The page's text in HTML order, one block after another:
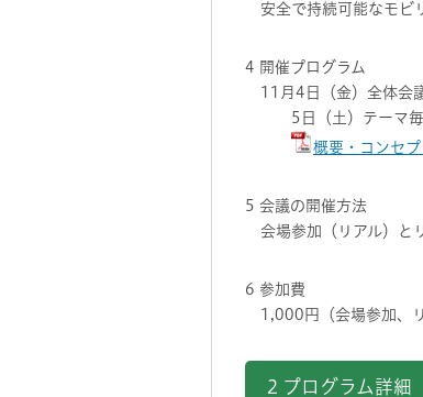
安全で持続可能なモビ
4 開催プログラム
11月4日（金）全体会
5日（土）テーマ毎の
概要・コンセ
5 会議の開催方法
会場参加（リアル）と
6 参加費
1,000円（会場参加、リ
2 プログラム詳細